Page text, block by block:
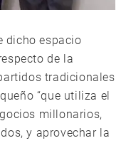
dicho espacio
de la
tradicionales
“que utiliza el
millonarios,
y aprovechar la